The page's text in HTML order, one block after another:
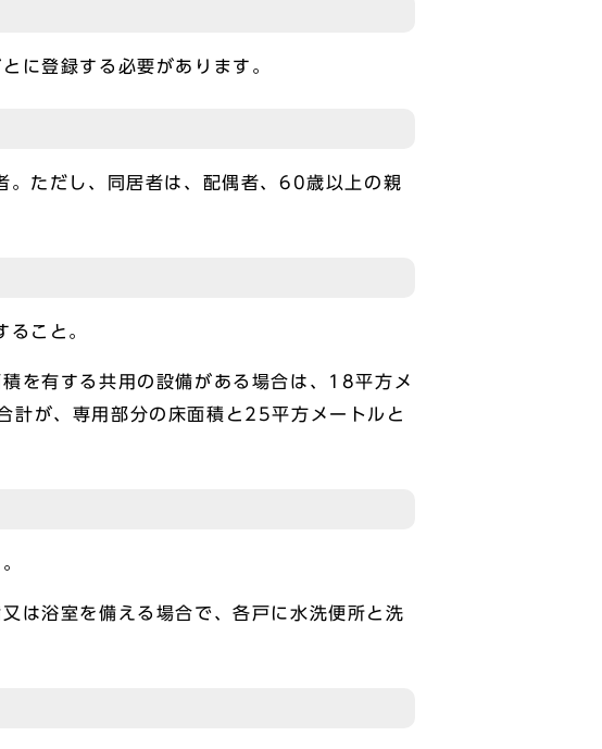
に登録する必要があります。
ただし、同居者は、配偶者、60歳以上の親
こと。
を有する共用の設備がある場合は、18平方メ
計が、専用部分の床面積と25平方メートルと
は浴室を備える場合で、各戸に水洗便所と洗